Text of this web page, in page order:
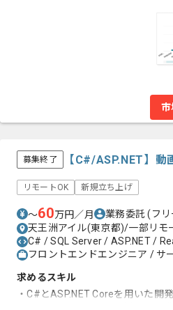
市
募集終了 【C#/ASP.NET】
リモートOK 新規立ち上げ
〜60万円／月 業務委託(フリ
天王洲アイル(東京都)/一部リモ
C# / SQL Server / ASP.NET /
フロントエンドエンジニア / サ
求めるスキル
・C#とASP.NET Coreを用いた開